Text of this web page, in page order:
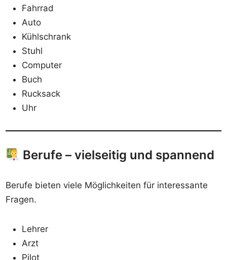
Fahrrad
Auto
Kühlschrank
Stuhl
Computer
Buch
Rucksack
Uhr
Berufe – vielseitig und spannend
Berufe bieten viele Möglichkeiten für interessante
Fragen.
Lehrer
Arzt
Pilot